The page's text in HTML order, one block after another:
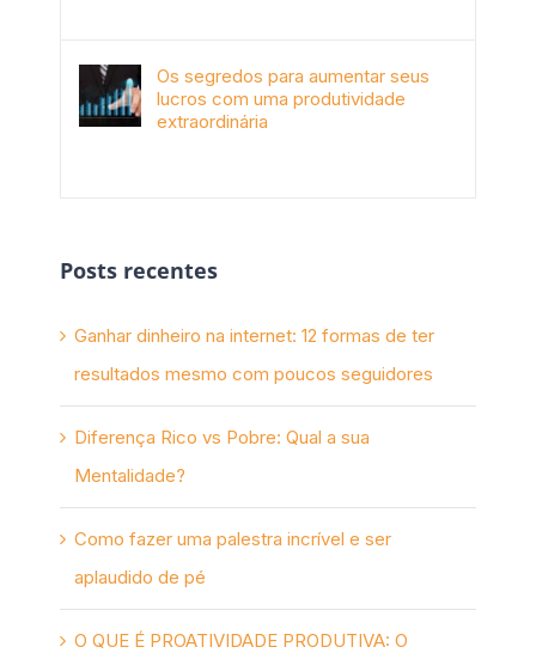
Os segredos para aumentar seus
lucros com uma produtividade
extraordinária
Posts recentes
Ganhar dinheiro na internet: 12 formas de ter
resultados mesmo com poucos seguidores
Diferença Rico vs Pobre: Qual a sua
Mentalidade?
Como fazer uma palestra incrível e ser
aplaudido de pé
O QUE É PROATIVIDADE PRODUTIVA: O